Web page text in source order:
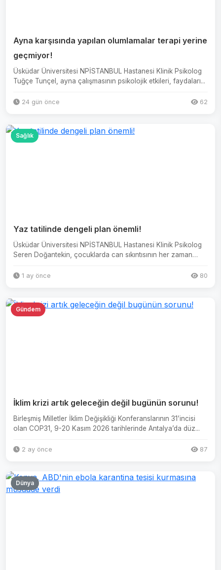
Ayna karşısında yapılan olumlamalar terapi yerine
geçmiyor!
Üsküdar Üniversitesi NPİSTANBUL Hastanesi Klinik Psikolog
Tuğçe Tunçel, ayna çalışmasının psikolojik etkileri, faydaları...
24 gün önce 62
Sağlık
Yaz tatilinde dengeli plan önemli!
Üsküdar Üniversitesi NPİSTANBUL Hastanesi Klinik Psikolog
Seren Doğantekin, çocuklarda can sıkıntısının her zaman
1 ay önce 80
Gündem
İklim krizi artık geleceğin değil bugünün sorunu!
Birleşmiş Milletler İklim Değişikliği Konferanslarının 31’incisi
olan COP31, 9-20 Kasım 2026 tarihlerinde Antalya’da düz...
2 ay önce 87
Dünya